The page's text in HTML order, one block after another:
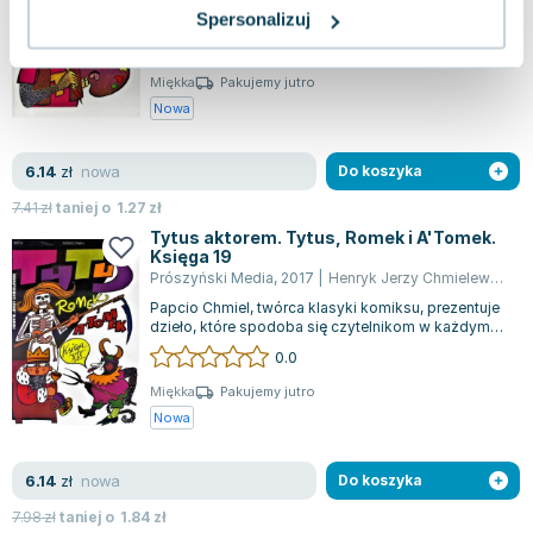
Spersonalizuj
się w sztukę. Tym razem przygoda prowadzi go do
0.0
Miękka
Pakujemy jutro
Nowa
6.14 zł nowa
7.41złtaniej o 1.27 zł
Do koszyka
Tytus aktorem. Tytus, Romek i A'Tomek.
Księga 19
Prószyński Media, 2017
Henryk Jerzy Chmielewski
Papcio Chmiel, twórca klasyki komiksu, prezentuje
dzieło, które spodoba się czytelnikom w każdym
wieku. W tomie XIX przygód, Romek...
0.0
Miękka
Pakujemy jutro
Nowa
6.14 zł nowa
7.98złtaniej o 1.84 zł
Do koszyka